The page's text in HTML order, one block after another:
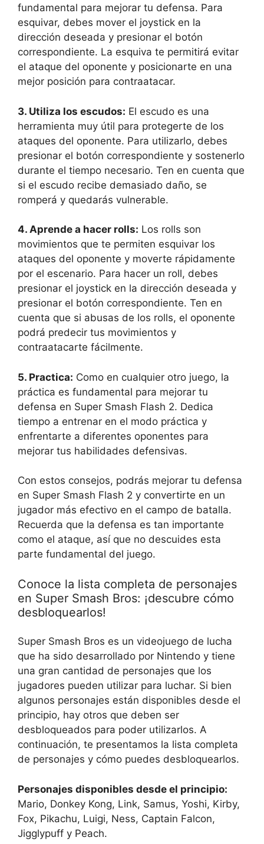
fundamental para mejorar tu defensa. Para
esquivar, debes mover el joystick en la
dirección deseada y presionar el botón
correspondiente. La esquiva te permitirá evitar
el ataque del oponente y posicionarte en una
mejor posición para contraatacar.
3. Utiliza los escudos: El escudo es una
herramienta muy útil para protegerte de los
ataques del oponente. Para utilizarlo, debes
presionar el botón correspondiente y sostenerlo
durante el tiempo necesario. Ten en cuenta que
si el escudo recibe demasiado daño, se
romperá y quedarás vulnerable.
4. Aprende a hacer rolls: Los rolls son
movimientos que te permiten esquivar los
ataques del oponente y moverte rápidamente
por el escenario. Para hacer un roll, debes
presionar el joystick en la dirección deseada y
presionar el botón correspondiente. Ten en
cuenta que si abusas de los rolls, el oponente
podrá predecir tus movimientos y
contraatacarte fácilmente.
5. Practica: Como en cualquier otro juego, la
práctica es fundamental para mejorar tu
defensa en Super Smash Flash 2. Dedica
tiempo a entrenar en el modo práctica y
enfrentarte a diferentes oponentes para
mejorar tus habilidades defensivas.
Con estos consejos, podrás mejorar tu defensa
en Super Smash Flash 2 y convertirte en un
jugador más efectivo en el campo de batalla.
Recuerda que la defensa es tan importante
como el ataque, así que no descuides esta
parte fundamental del juego.
Conoce la lista completa de personajes
en Super Smash Bros: ¡descubre cómo
desbloquearlos!
Super Smash Bros es un videojuego de lucha
que ha sido desarrollado por Nintendo y tiene
una gran cantidad de personajes que los
jugadores pueden utilizar para luchar. Si bien
algunos personajes están disponibles desde el
principio, hay otros que deben ser
desbloqueados para poder utilizarlos. A
continuación, te presentamos la lista completa
de personajes y cómo puedes desbloquearlos.
Personajes disponibles desde el principio:
Mario, Donkey Kong, Link, Samus, Yoshi, Kirby,
Fox, Pikachu, Luigi, Ness, Captain Falcon,
Jigglypuff y Peach.